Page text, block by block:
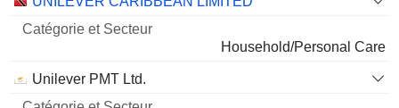
2,65%
1 M $
Nom
Secteur
Household/Personal Care
Unilever PMT Ltd.